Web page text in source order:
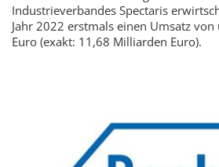
Industrieverbandes Spectaris
Jahr 2022 erstmals einen Umsatz
Euro (exakt: 11,68 Milliarden Euro).